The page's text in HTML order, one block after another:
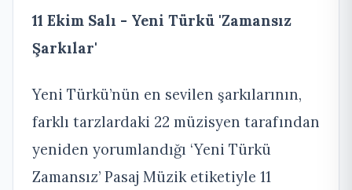
11 Ekim Salı - Yeni Türkü 'Zamansız
Şarkılar'
Yeni Türkü’nün en sevilen şarkılarının,
farklı tarzlardaki 22 müzisyen tarafından
yeniden yorumlandığı ‘Yeni Türkü
Zamansız’ Pasaj Müzik etiketiyle 11